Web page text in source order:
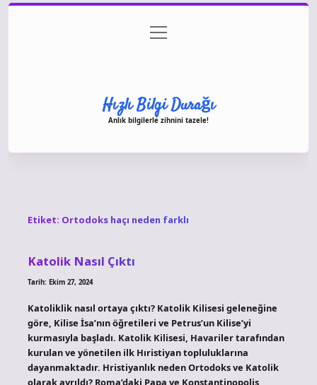
Gizlilik Politikası
menüyü
aç
Hızlı Bilgi Durağı
Anlık bilgilerle zihnini tazele!
Etiket: Ortodoks haçı neden farklı
Katolik Nasıl Çıktı
Tarih: Ekim 27, 2024
Katoliklik nasıl ortaya çıktı? Katolik Kilisesi geleneğine
göre, Kilise İsa’nın öğretileri ve Petrus’un Kilise’yi
kurmasıyla başladı. Katolik Kilisesi, Havariler tarafından
kurulan ve yönetilen ilk Hıristiyan topluluklarına
dayanmaktadır. Hristiyanlık neden Ortodoks ve Katolik
olarak ayrıldı? Roma’daki Papa ve Konstantinopolis